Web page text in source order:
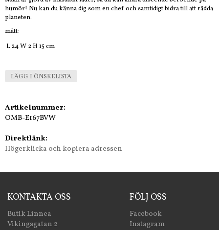
humör! Nu kan du känna dig som en chef och samtidigt bidra till att rädda
planeten.
mått:
L 24 W 2 H 15 cm
LÄGG I ÖNSKELISTA
Artikelnummer:
OMB-E167BVW
Direktlänk:
Högerklicka och kopiera adressen
KONTAKTA OSS
Butik Linnea
Vikingsgatan 2
FÖLJ OSS
Facebook
Instagram